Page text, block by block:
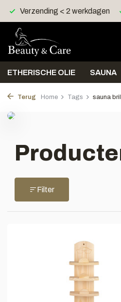
Verzending < 2 werkdagen
ETHERISCHE OLIE SAUNA
Terug Home Tags sauna
Filter